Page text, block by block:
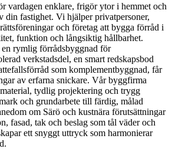
vardagen enklare, frigör ytor i hemmet och
din fastighet. Vi hjälper privatpersoner,
och företag att bygga förråd i
funktion och långsiktig hållbarhet.
rymlig förrådsbyggnad för
verkstadsdel, en smart redskapsbod
som komplementbyggnad, får
av erfarna snickare. Vår byggfirma
tydlig projektering och trygg
och grundarbete till färdig, målad
om Särö och kustnära förutsättningar
fasad, tak och beslag som tål väder och
ett snyggt uttryck som harmonierar